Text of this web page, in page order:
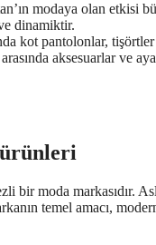
modaya olan etkisi
dinamiktir.
kot pantolonlar,
aksesuarlar ve
bir moda markasıdır.
temel amacı,